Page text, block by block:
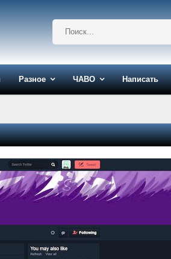
Разное ЧАВО Написать